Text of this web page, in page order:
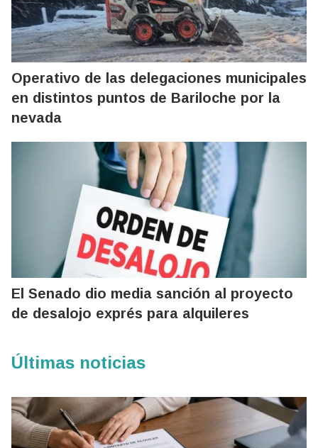
Operativo de las delegaciones municipales
en distintos puntos de Bariloche por la
nevada
El Senado dio media sanción al proyecto
de desalojo exprés para alquileres
Últimas noticias